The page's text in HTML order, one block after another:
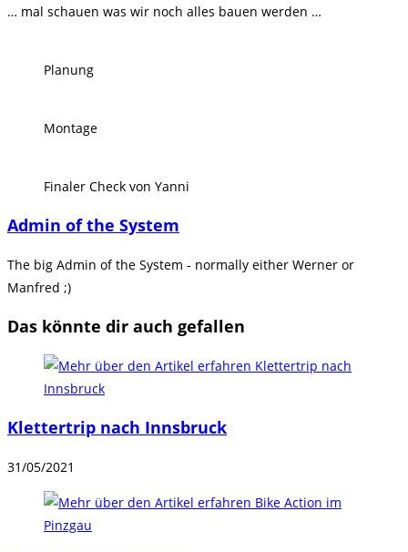
… mal schauen was wir noch alles bauen werden …
Planung
Montage
Finaler Check von Yanni
Admin of the System
The big Admin of the System - normally either Werner or
Manfred ;)
Das könnte dir auch gefallen
Klettertrip nach Innsbruck
31/05/2021